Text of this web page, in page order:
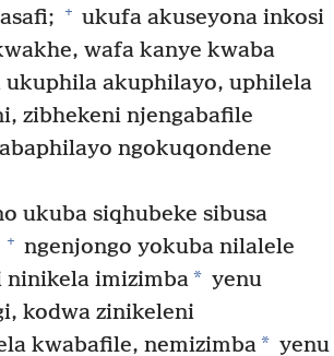
+ ukufa akuseyona inkosi
wafa kanye kwaba
ukuphila akuphilayo, uphilela
zibhekeni njengabafile
ngokuqondene
ukuba siqhubeke sibusa
+ ngenjongo yokuba nilalele
imizimba* yenu
kodwa zinikeleni
kwabafile, nemizimba* yenu